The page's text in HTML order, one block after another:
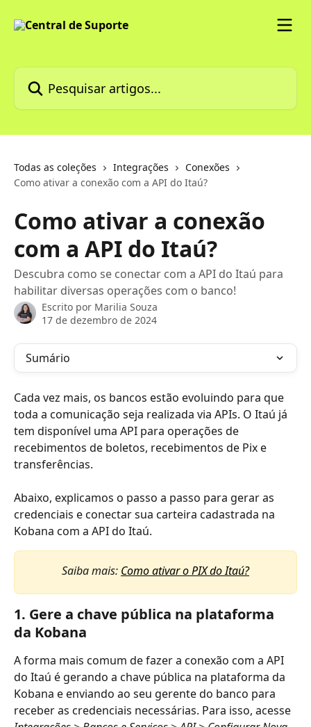
Pesquisar artigos...
Todas as coleções Integrações
Conexões
Como ativar a conexão com a API do Itaú?
Como ativar a conexão
com a API do Itaú?
Descubra como se conectar com a API do Itaú para
habilitar diversas operações com o banco!
Escrito por Marilia Souza
17 de dezembro de 2024
Sumário
Cada vez mais, os bancos estão evoluindo para que
toda a comunicação seja realizada via APIs. O Itaú já
tem disponível uma API para operações de
recebimentos de boletos, recebimentos de Pix e
transferências.
Abaixo, explicamos o passo a passo para gerar as
credenciais e conectar sua carteira cadastrada na
Kobana com a API do Itaú.
Saiba mais: Como ativar o PIX do Itaú?
1. Gere a chave pública na plataforma
da Kobana
A forma mais comum de fazer a conexão com a API
do Itaú é gerando a chave pública na plataforma da
Kobana e enviando ao seu gerente do banco para
receber as credenciais necessárias. Para isso, acesse